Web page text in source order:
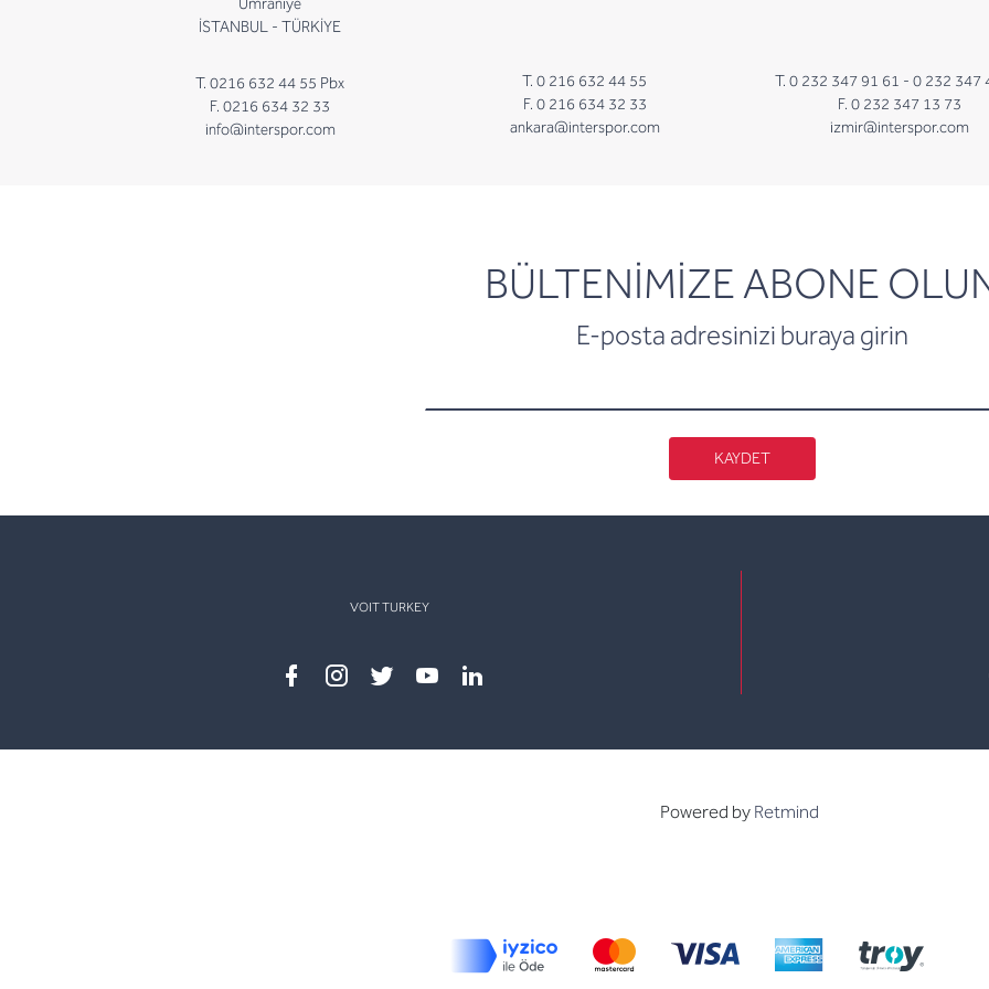
İSTANBUL - TÜRKİYE
T. 0216 632 44 55 Pbx
F. 0216 634 32 33
info@interspor.com
T. 0 216 632 44 55
F. 0 216 634 32 33
ankara@interspor.com
T. 0 232 347 91 61 - 0 232 347
F. 0 232 347 13 73
izmir@interspor.com
BÜLTENİMİZE ABONE
E-posta adresinizi buraya girin
newsletter
KAYDET
VOIT TURKEY
Powered by Retmind